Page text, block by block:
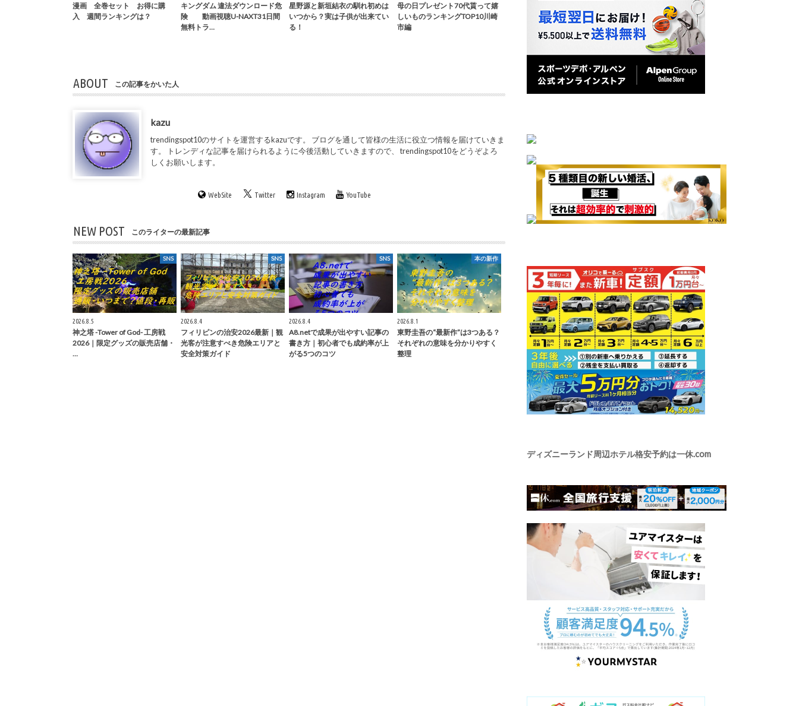
漫画 全巻セット お得に購
入 週間ランキングは？
キングダム 違法ダウンロード危
険 動画視聴U-NAXT31日間
無料トラ…
星野源と新垣結衣の馴れ初めは
いつから？実は子供が出来てい
る！
母の日プレゼント70代貰って嬉
しいものランキングTOP10川崎
市編
ABOUT この記事をかいた人
kazu
trendingspot10のサイトを運営するkazuです。 ブログを通して皆様の生活に役立つ情報を届けていきま
す。 トレンディな記事を届けられるように今後活動していきますので、 trendingspot10をどうぞよろ
しくお願いします。
WebSite Twitter Instagram YouTube
NEW POST このライターの最新記事
SNS
2026.8.5
神之塔 -Tower of God- 工房戦
2026｜限定グッズの販売店舗・
…
SNS
2026.8.4
フィリピンの治安2026最新｜観
光客が注意すべき危険エリアと
安全対策ガイド
SNS
2026.8.4
A8.netで成果が出やすい記事の
書き方｜初心者でも成約率が上
がる5つのコツ
本の新作
2026.8.1
東野圭吾の“最新作”は3つある？
それぞれの意味を分かりやすく
整理
ディズニーランド周辺ホテル格安予約は一休.com